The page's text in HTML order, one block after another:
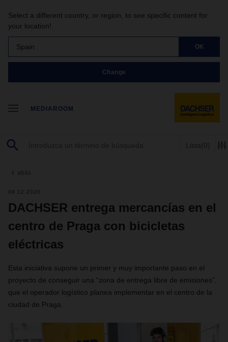
Select a different country, or region, to see specific content for
your location!
Spain OK
Change
MEDIAROOM
Lista (0)
atrás
09.12.2020
DACHSER entrega mercancías en el
centro de Praga con bicicletas
eléctricas
Esta iniciativa supone un primer y muy importante paso en el
proyecto de conseguir una “zona de entrega libre de emisiones",
que el operador logístico planea implementar en el centro de la
ciudad de Praga.